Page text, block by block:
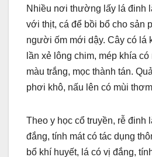
Nhiều nơi thường lấy lá đinh
với thịt, cá để bồi bổ cho sản
người ốm mới dậy. Cây có lá
lần xẻ lông chim, mép khía
màu trắng, mọc thành tán.
phơi khô, nấu lên có mùi
Theo y học cổ truyền, rễ đinh
đắng, tính mát có tác dụng
bổ khí huyết, lá có vị đắng,